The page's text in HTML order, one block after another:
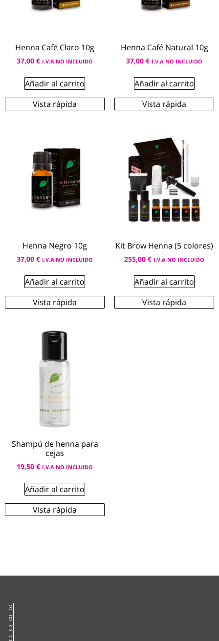
Henna Café Claro 10g
37,00 € I.V.A NO INCLUIDO
Añadir al carrito
Vista rápida
Henna Café Natural 10g
37,00 € I.V.A NO INCLUIDO
Añadir al carrito
Vista rápida
Henna Negro 10g
37,00 € I.V.A NO INCLUIDO
Añadir al carrito
Vista rápida
Kit Brow Henna (5 colores)
255,00 € I.V.A NO INCLUIDO
Añadir al carrito
Vista rápida
Shampú de henna para
cejas
19,50 € I.V.A NO INCLUIDO
Añadir al carrito
Vista rápida
3
8
0
0